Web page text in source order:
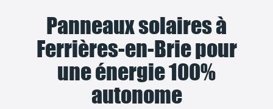
Panneaux solaires à
Ferrières-en-Brie pour
une énergie 100%
autonome